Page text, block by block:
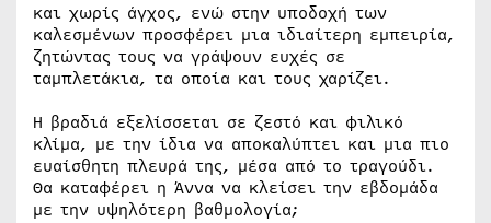
και χωρίς άγχος, ενώ στην υποδοχή των
καλεσμένων προσφέρει μια ιδιαίτερη εμπειρία,
ζητώντας τους να γράψουν ευχές σε
ταμπλετάκια, τα οποία και τους χαρίζει.
Η βραδιά εξελίσσεται σε ζεστό και φιλικό
κλίμα, με την ίδια να αποκαλύπτει και μια πιο
ευαίσθητη πλευρά της, μέσα από το τραγούδι.
Θα καταφέρει η Άννα να κλείσει την εβδομάδα
με την υψηλότερη βαθμολογία;